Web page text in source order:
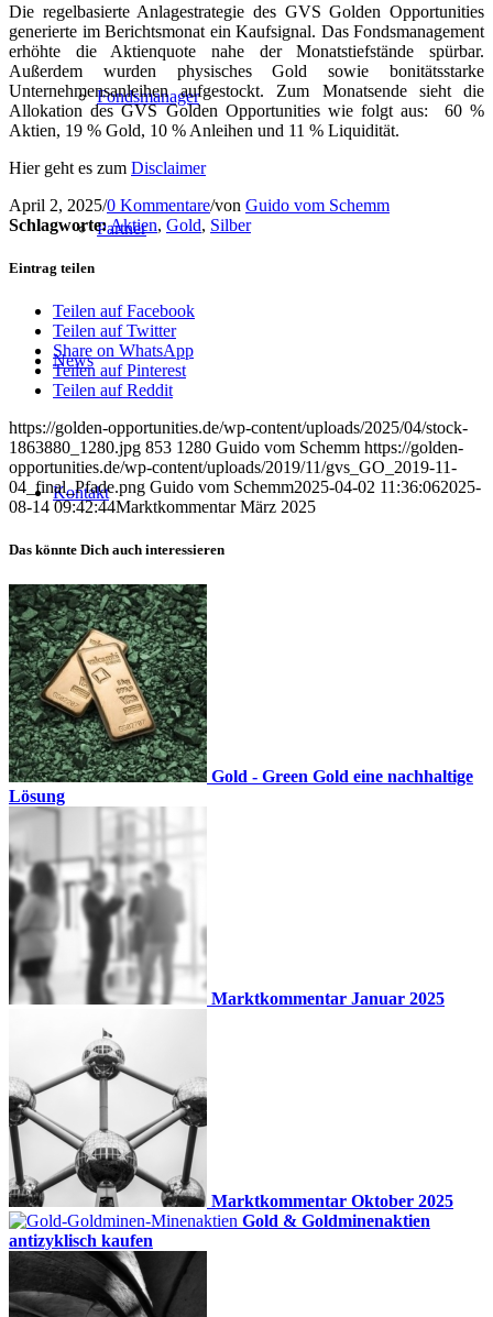
Fondsmanager
Partner
News
Kontakt
Suche
Menü
Die regelbasierte Anlagestrategie des GVS Golden Opportunities
generierte im Berichtsmonat ein Kaufsignal. Das Fondsmanagement
erhöhte die Aktienquote nahe der Monatstiefstände spürbar.
Außerdem wurden physisches Gold sowie bonitätsstarke
Unternehmensanleihen aufgestockt. Zum Monatsende sieht die
Allokation des GVS Golden Opportunities wie folgt aus: 60 %
Aktien, 19 % Gold, 10 % Anleihen und 11 % Liquidität.
Hier geht es zum Disclaimer
April 2, 2025/0 Kommentare/von Guido vom Schemm
Schlagworte:Aktien, Gold, Silber
Eintrag teilen
Teilen auf Facebook
Teilen auf Twitter
Share on WhatsApp
Teilen auf Pinterest
Teilen auf Reddit
https://golden-opportunities.de/wp-content/uploads/2025/04/stock-
1863880_1280.jpg 853 1280 Guido vom Schemm https://golden-
opportunities.de/wp-content/uploads/2019/11/gvs_GO_2019-11-
04_final_Pfade.png Guido vom Schemm2025-04-02 11:36:062025-
08-14 09:42:44Marktkommentar März 2025
Das könnte Dich auch interessieren
Gold - Green Gold eine nachhaltige
Lösung
Marktkommentar Januar 2025
Marktkommentar Oktober 2025
Gold & Goldminenaktien
antizyklisch kaufen